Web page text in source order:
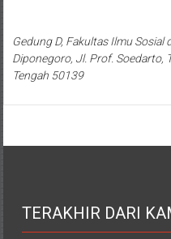
Gedung D, Fakultas Ilmu
Diponegoro, Jl. Prof. Soedarto,
Tengah 50139
TERAKHIR DARI